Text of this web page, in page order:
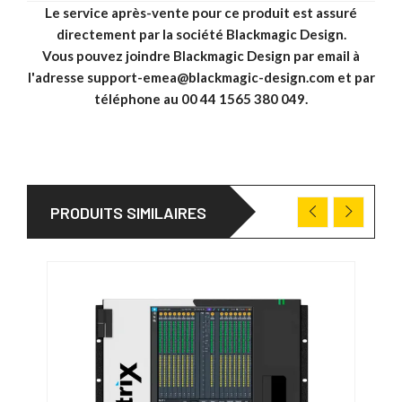
Le service après-vente pour ce produit est assuré
directement par la société Blackmagic Design.
Vous pouvez joindre Blackmagic Design par email à
l'adresse support-emea@blackmagic-design.com et par
téléphone au 00 44 1565 380 049.
PRODUITS SIMILAIRES